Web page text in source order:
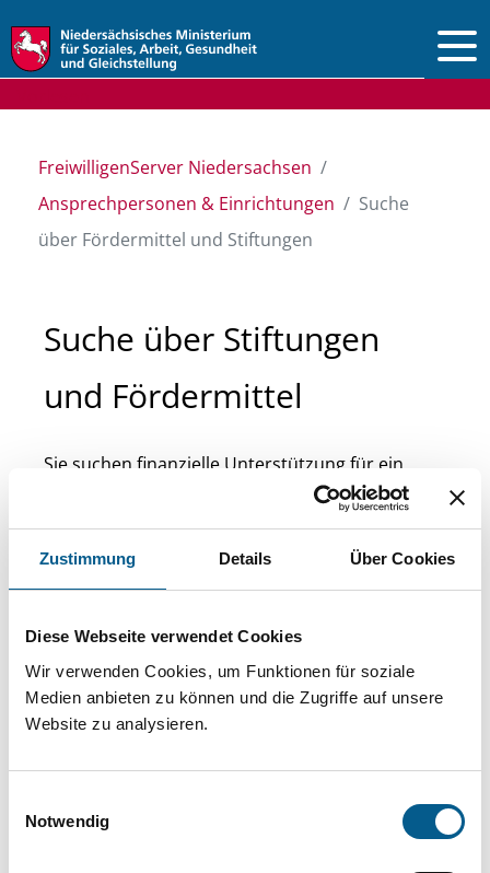
Zustimmung Details Über Cookies
Diese Webseite verwendet Cookies
Wir verwenden Cookies, um Funktionen für soziale
Medien anbieten zu können und die Zugriffe auf unsere
Website zu analysieren.
Notwendig
FreiwilligenServer Niedersachsen
Ansprechpersonen & Einrichtungen
Suche
über Fördermittel und Stiftungen
Suche über Stiftungen
und Fördermittel
Sie suchen finanzielle Unterstützung für ein
Projekt oder ein Vorhaben? Hier können Sie
direkt über unsere Fördermitteldatenbank und
Stiftungsdatenbank recherchieren. Bei der
beachten.
Bitte Suchbegriff eingeben. Ergebnisse
Suchen